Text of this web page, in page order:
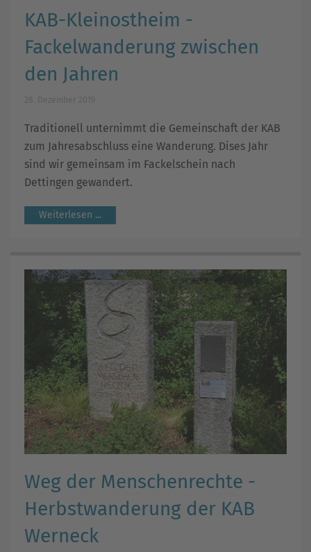
KAB-Kleinostheim -
Fackelwanderung zwischen
den Jahren
Traditionell unternimmt die Gemeinschaft der KAB
zum Jahresabschluss eine Wanderung. Dises Jahr
sind wir gemeinsam im Fackelschein nach
Dettingen gewandert.
Weiterlesen ...
Weg der Menschenrechte -
Herbstwanderung der KAB
Werneck